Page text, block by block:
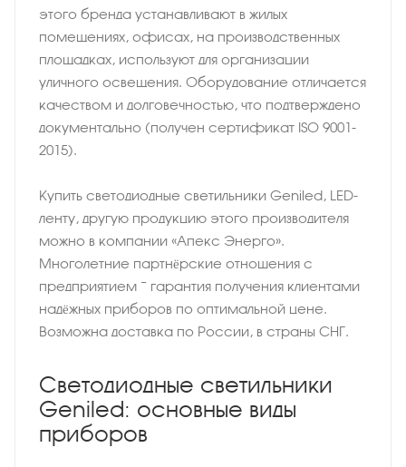
этого бренда устанавливают в жилых
помещениях, офисах, на производственных
площадках, используют для организации
уличного освещения. Оборудование отличается
качеством и долговечностью, что подтверждено
документально (получен сертификат ISO 9001-
2015).
Купить светодиодные светильники Geniled, LED-
ленту, другую продукцию этого производителя
можно в компании «Апекс Энерго».
Многолетние партнёрские отношения с
предприятием − гарантия получения клиентами
надёжных приборов по оптимальной цене.
Возможна доставка по России, в страны СНГ.
Светодиодные светильники
Geniled: основные виды
приборов